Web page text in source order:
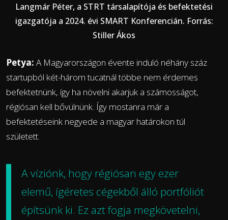
Langmár Péter, a STRT társalapítója és befektetési
igazgatója a 2024. évi SMART Konferencián. Forrás:
Stiller Ákos
Petya: A Magyarországon évente induló néhány száz
startupból két-három tucatnál többe nem érdemes
befektetnünk, így ha növelni akarjuk a számosságot,
régiósan kell bővülnünk. Így mostanra már a
befektetéseink negyede a magyar határokon túl
született.
A víziónk, hogy régiósan egy ezer
elemű, ígéretes cégekből álló portfóliót
építsünk ki. Ez azt fogja megkövetelni,